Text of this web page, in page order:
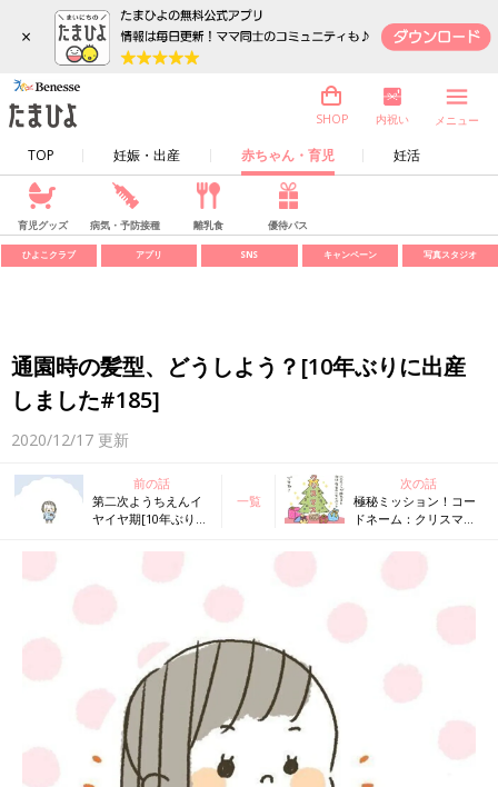
×
TOP 妊娠・出産 赤ちゃん・育児 妊活
SHOP 内祝い メニュー
育児グッズ 病気・予防接種 離乳食 優待パス
ひよこクラブ アプリ SNS キャンペーン 写真スタジオ
通園時の髪型、どうしよう？[10年ぶりに出産
しました#185]
2020/12/17 更新
前の話
第二次ようちえんイ
ヤイヤ期[10年ぶりに
一覧
次の話
極秘ミッション！コー
ドネーム：クリスマス
た#186]